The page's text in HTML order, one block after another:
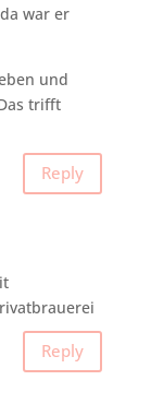
war er
und
trifft
Reply
Reply